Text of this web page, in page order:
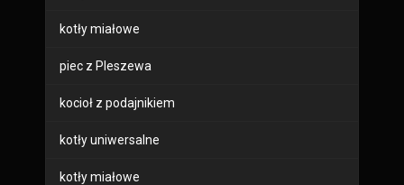
kotły miałowe
piec z Pleszewa
kocioł z podajnikiem
kotły uniwersalne
kotły miałowe